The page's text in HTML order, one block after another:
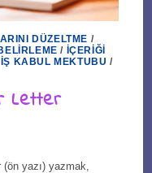
DÜZELTME /
/ İÇERIĞI
İŞ KABUL MEKTUBU /
Letter
yazı) yazmak,